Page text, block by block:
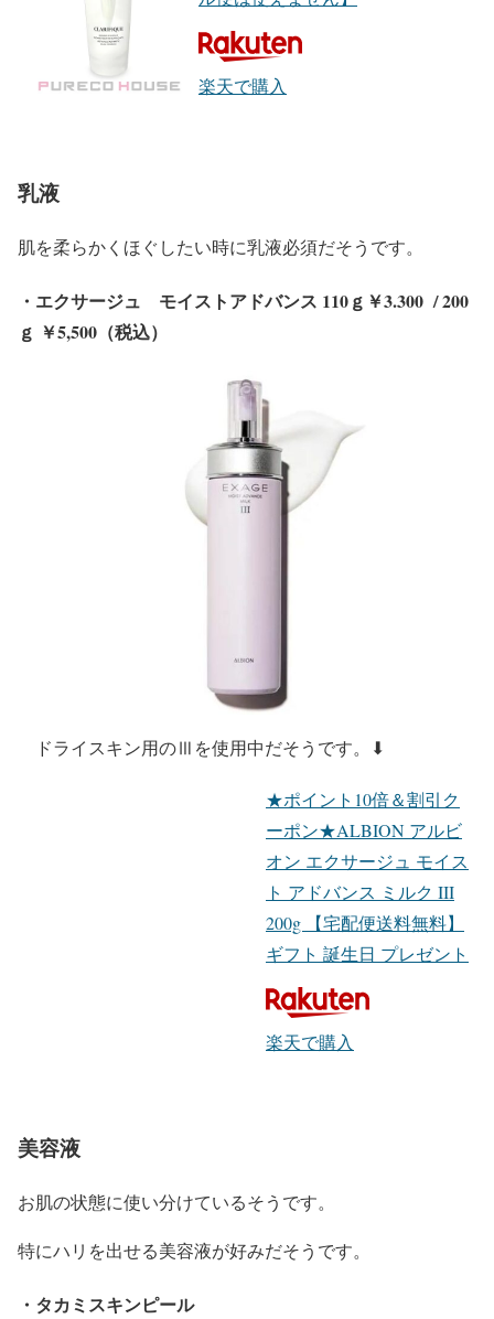
楽天で購入
乳液
肌を柔らかくほぐしたい時に乳液必須だそうです。
・エクサージュ モイストアドバンス 110ｇ￥3.300 / 200
ｇ ￥5,500（税込）
ドライスキン用のⅢを使用中だそうです。⬇︎
★ポイント10倍＆割引ク
ーポン★ALBION アルビ
オン エクサージュ モイス
ト アドバンス ミルク III
200g 【宅配便送料無料】
ギフト 誕生日 プレゼント
楽天で購入
美容液
お肌の状態に使い分けているそうです。
特にハリを出せる美容液が好みだそうです。
・タカミスキンピール